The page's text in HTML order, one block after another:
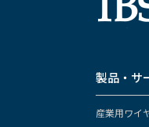
製品・サ
産業用ワイ